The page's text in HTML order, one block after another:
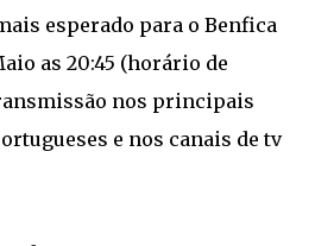
esperado para o Benfica
as 20:45 (horário de
nos principais
e nos canais de tv